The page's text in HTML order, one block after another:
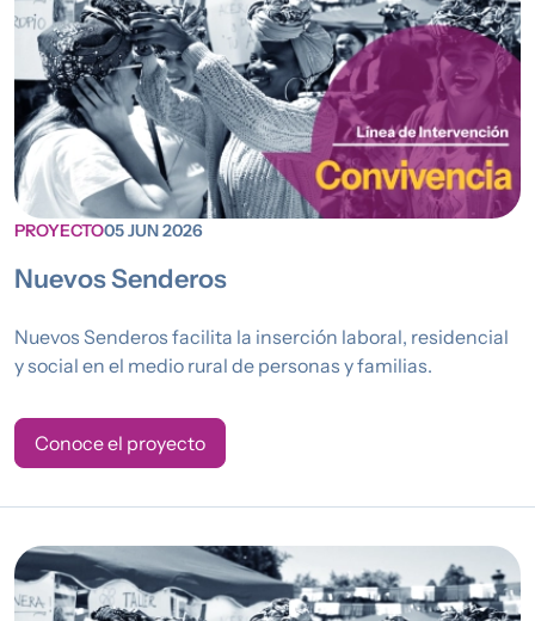
PROYECTO05 JUN 2026
Nuevos Senderos
Nuevos Senderos facilita la inserción laboral, residencial
y social en el medio rural de personas y familias.
Conoce el proyecto